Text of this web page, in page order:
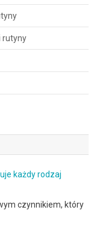
rutyny
każdy rodzaj
czynnikiem, który